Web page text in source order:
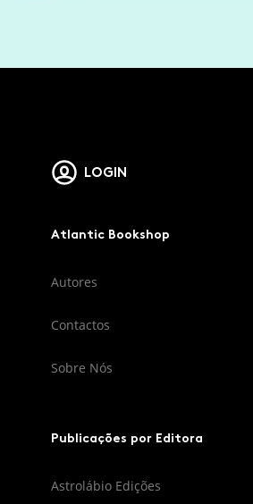
LOGIN
Atlantic Bookshop
Autores
Contactos
Sobre Nós
Publicações por Editora
Astrolábio Edições